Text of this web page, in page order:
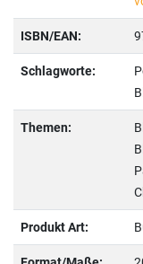
ISBN/EAN:
Schlagworte:
Themen:
Produkt Art: